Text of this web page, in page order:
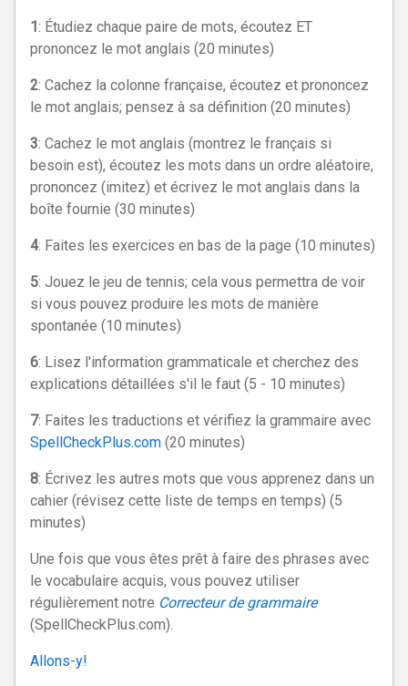
1: Étudiez chaque paire de mots, écoutez ET
prononcez le mot anglais (20 minutes)
2: Cachez la colonne française, écoutez et prononcez
le mot anglais; pensez à sa définition (20 minutes)
3: Cachez le mot anglais (montrez le français si
besoin est), écoutez les mots dans un ordre aléatoire,
prononcez (imitez) et écrivez le mot anglais dans la
boîte fournie (30 minutes)
4: Faites les exercices en bas de la page (10 minutes)
5: Jouez le jeu de tennis; cela vous permettra de voir
si vous pouvez produire les mots de manière
spontanée (10 minutes)
6: Lisez l'information grammaticale et cherchez des
explications détaillées s'il le faut (5 - 10 minutes)
7: Faites les traductions et vérifiez la grammaire avec
SpellCheckPlus.com (20 minutes)
8: Écrivez les autres mots que vous apprenez dans un
cahier (révisez cette liste de temps en temps) (5
minutes)
Une fois que vous êtes prêt à faire des phrases avec
le vocabulaire acquis, vous pouvez utiliser
régulièrement notre Correcteur de grammaire
(SpellCheckPlus.com).
Allons-y!